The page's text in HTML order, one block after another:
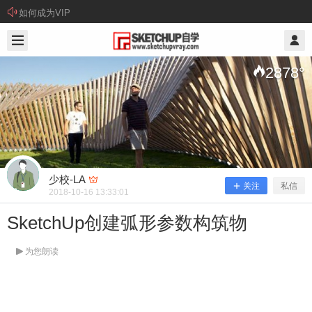
如何成为VIP
2878°
少校-LA
2018-10-16 13:33:01
关注 私信
SketchUp创建弧形参数构筑物
为您朗读
少校-LA @ SketchUp自学
SketchUp创建弧形参数构筑物